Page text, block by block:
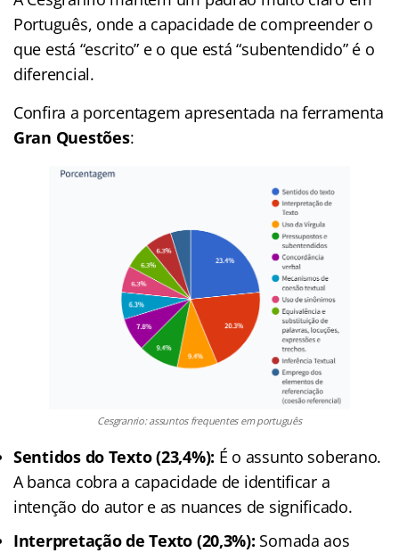
Português, onde a capacidade de compreender o
que está “escrito” e o que está “subentendido” é o
diferencial.
Confira a porcentagem apresentada na ferramenta
Gran Questões:
Cesgranrio: assuntos frequentes em português
Sentidos do Texto (23,4%): É o assunto soberano.
A banca cobra a capacidade de identificar a
intenção do autor e as nuances de significado.
Interpretação de Texto (20,3%): Somada aos